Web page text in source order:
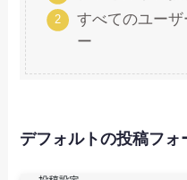
すべてのユー
ー
デフォルトの投稿フォ